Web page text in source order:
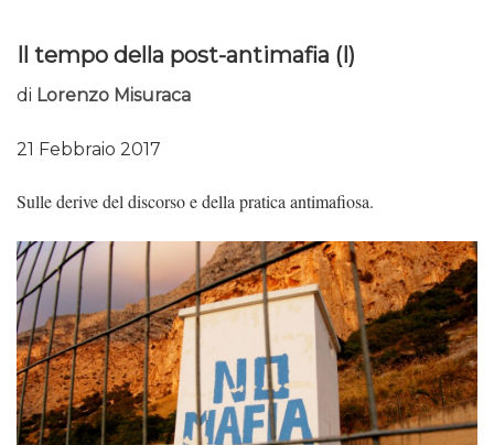
Il tempo della post-antimafia (I)
di Lorenzo Misuraca
21 Febbraio 2017
Sulle derive del discorso e della pratica antimafiosa.